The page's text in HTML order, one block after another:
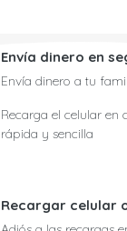
Envía dinero en
Envía dinero a tu
Recarga el celular en
rápida y sencilla
Recargar celular